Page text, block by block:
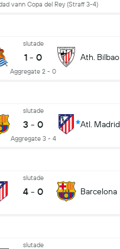
vann Copa del Rey (Straff 3-4)
slutade
1 - 0
Aggregate 2 - 0
Ath. Bilbao
slutade
3 - 0
Aggregate 3 - 4
Atl. Madrid
slutade
4 - 0 Barcelona
slutade